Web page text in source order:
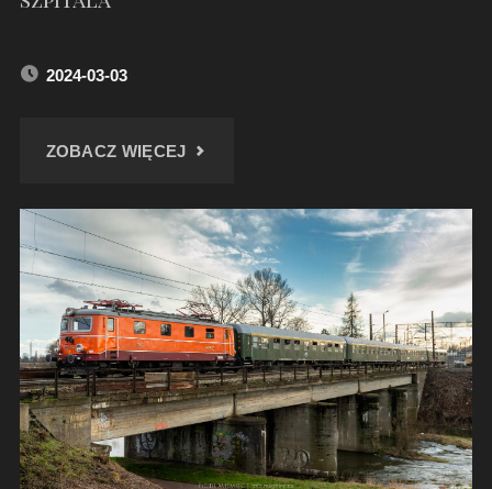
2024-03-03
ZOBACZ WIĘCEJ"RYBNIK
WIEŻA
CIŚNIEŃ
NA
TERENIE
SZPITALA"